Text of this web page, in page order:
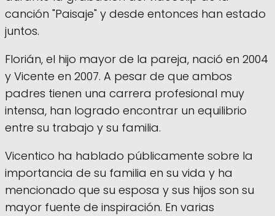
canción "Paisaje" y desde entonces han estado
juntos.
Florián, el hijo mayor de la pareja, nació en 2004
y Vicente en 2007. A pesar de que ambos
padres tienen una carrera profesional muy
intensa, han logrado encontrar un equilibrio
entre su trabajo y su familia.
Vicentico ha hablado públicamente sobre la
importancia de su familia en su vida y ha
mencionado que su esposa y sus hijos son su
mayor fuente de inspiración. En varias